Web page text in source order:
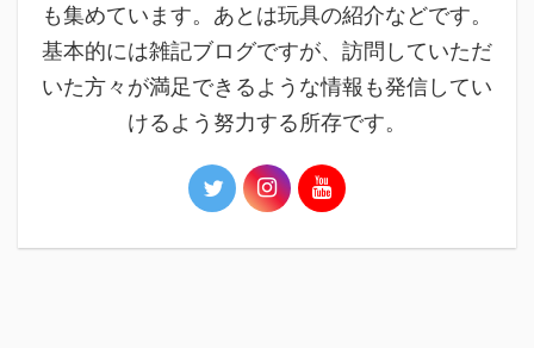
も集めています。あとは玩具の紹介などです。
基本的には雑記ブログですが、訪問していただ
いた方々が満足できるような情報も発信してい
けるよう努力する所存です。